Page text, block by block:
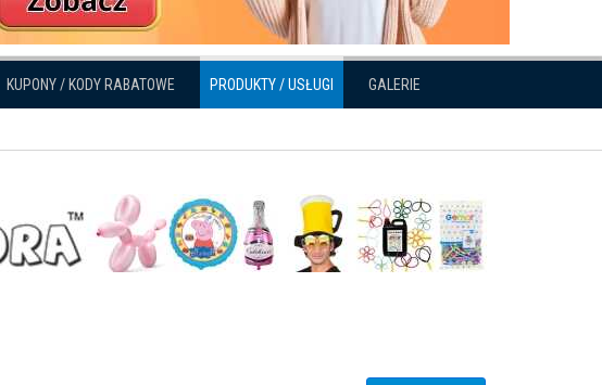
KUPONY / KODY RABATOWE PRODUKTY / USŁUGI GALERIE